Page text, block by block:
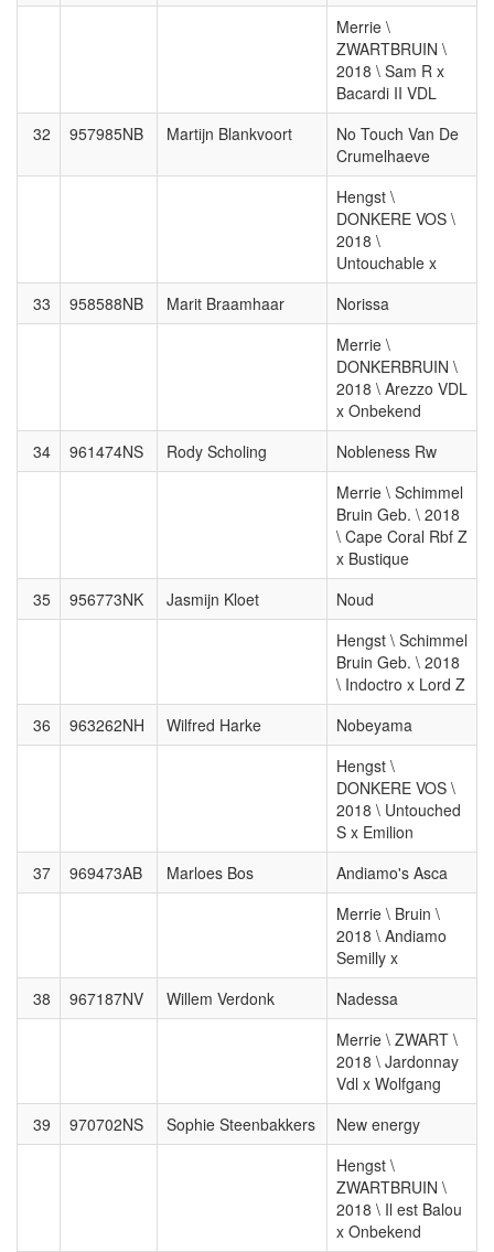
Merrie \
ZWARTBRUIN \
2018 \ Sam R x
Bacardi II VDL
32
957985NB Martijn Blankvoort
No Touch Van De
Crumelhaeve
Hengst \
DONKERE VOS \
2018 \
Untouchable x
33
958588NB Marit Braamhaar
Norissa
Merrie \
DONKERBRUIN \
2018 \ Arezzo VDL
x Onbekend
34
961474NS Rody Scholing
Nobleness Rw
Merrie \ Schimmel
Bruin Geb. \ 2018
\ Cape Coral Rbf Z
x Bustique
35
956773NK Jasmijn Kloet
Noud
Hengst \ Schimmel
Bruin Geb. \ 2018
\ Indoctro x Lord Z
36
963262NH Wilfred Harke
Nobeyama
Hengst \
DONKERE VOS \
2018 \ Untouched
S x Emilion
37
969473AB Marloes Bos
Andiamo's Asca
Merrie \ Bruin \
2018 \ Andiamo
Semilly x
38
967187NV Willem Verdonk
Nadessa
Merrie \ ZWART \
2018 \ Jardonnay
Vdl x Wolfgang
39
970702NS Sophie Steenbakkers
New energy
Hengst \
ZWARTBRUIN \
2018 \ Il est Balou
x Onbekend